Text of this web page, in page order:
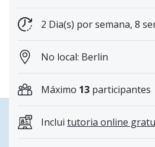
2 Dia(s) por semana, 8
No local: Berlin
Máximo 13 participantes
Inclui tutoria online